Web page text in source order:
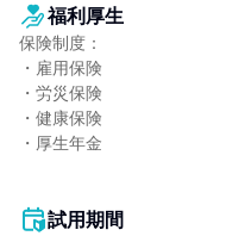
福利厚生
保険制度：
・雇用保険
・労災保険
・健康保険
・厚生年金
試用期間